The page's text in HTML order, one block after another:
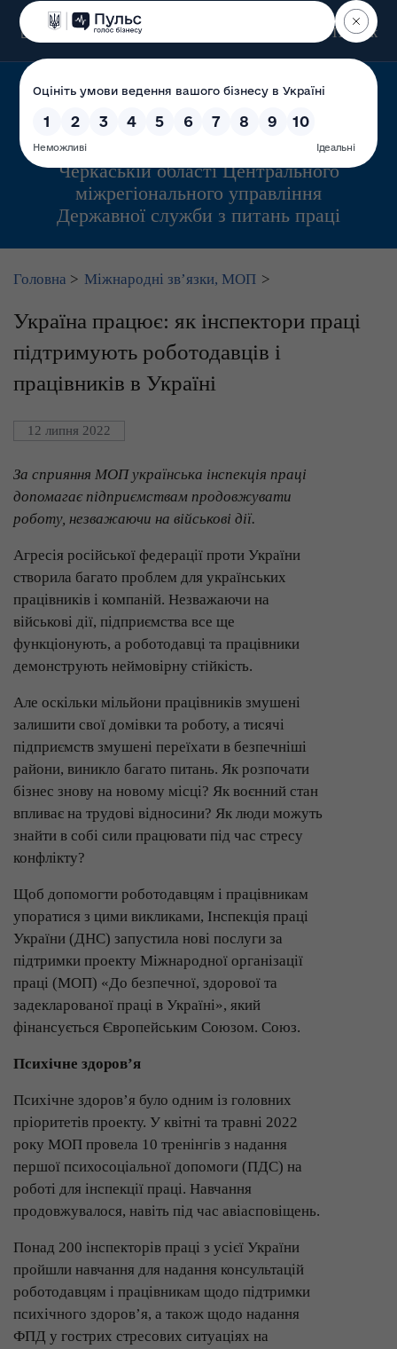
Пошук
Управління інспекційної діяльності у
Черкаській області Центрального
міжрегіонального управління
Державної служби з питань праці
Головна > Міжнародні зв’язки, МОП >
Україна працює: як інспектори праці
підтримують роботодавців і
працівників в Україні
12 липня 2022
За сприяння МОП українська інспекція праці
допомагає підприємствам продовжувати
роботу, незважаючи на військові дії.
Агресія російської федерації проти України
створила багато проблем для українських
працівників і компаній. Незважаючи на
військові дії, підприємства все ще
функціонують, а роботодавці та працівники
демонструють неймовірну стійкість.
Але оскільки мільйони працівників змушені
залишити свої домівки та роботу, а тисячі
підприємств змушені переїхати в безпечніші
райони, виникло багато питань. Як розпочати
бізнес знову на новому місці? Як воєнний стан
впливає на трудові відносини? Як люди можуть
знайти в собі сили працювати під час стресу
конфлікту?
Щоб допомогти роботодавцям і працівникам
упоратися з цими викликами, Інспекція праці
України (ДНС) запустила нові послуги за
підтримки проекту Міжнародної організації
праці (МОП) «До безпечної, здорової та
задекларованої праці в Україні», який
фінансується Європейським Союзом. Союз.
Психічне здоров’я
Психічне здоров’я було одним із головних
пріоритетів проекту. У квітні та травні 2022
року МОП провела 10 тренінгів з надання
першої психосоціальної допомоги (ПДС) на
роботі для інспекції праці. Навчання
продовжувалося, навіть під час авіасповіщень.
Понад 200 інспекторів праці з усієї України
пройшли навчання для надання консультацій
роботодавцям і працівникам щодо підтримки
психічного здоров’я, а також щодо надання
ФПД у гострих стресових ситуаціях на